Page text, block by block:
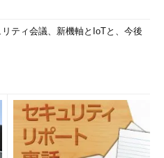
リティ会議、新機軸とIoTと、今後